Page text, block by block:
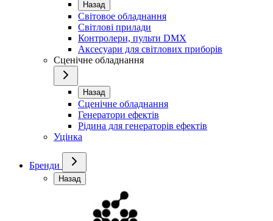
Назад
Світовое обладнання
Світлові прилади
Контролери, пульти DMX
Аксесуари для світлових приборів
Сценічне обладнання
Назад
Сценічне обладнання
Генератори ефектів
Рідина для генераторів ефектів
Уцінка
Бренди
Назад